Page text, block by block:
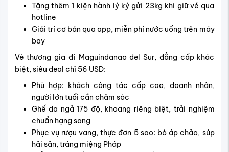
Tặng thêm 1 kiện hành lý ký gửi 23kg khi giữ vé qua
hotline
Giải trí cơ bản qua app, miễn phí nước uống trên máy
bay
Vé thương gia đi Maguindanao del Sur, đẳng cấp khác
biệt, siêu deal chỉ 56 USD:
Phù hợp: khách công tác cấp cao, doanh nhân,
người lớn tuổi cần chăm sóc
Ghế da ngả 175 độ, khoang riêng biệt, trải nghiệm
chuẩn hạng sang
Phục vụ rượu vang, thực đơn 5 sao: bò áp chảo, súp
hải sản, tráng miệng Pháp